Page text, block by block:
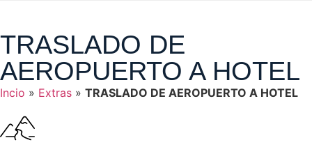
TRASLADO DE
AEROPUERTO A HOTEL
Incio » Extras » TRASLADO DE AEROPUERTO A HOTEL